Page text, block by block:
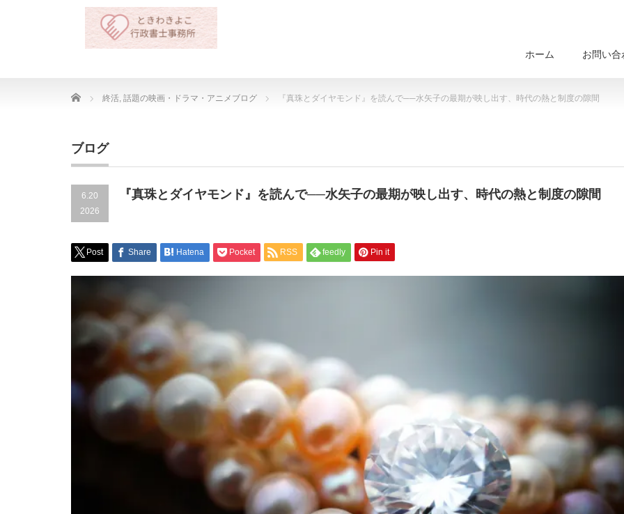
ホーム お問い合
Home 終活, 話題の映画・ドラマ・アニメブログ 『真珠とダイヤモンド』を読んで──水矢子の最期が映し出す、時代の熱と制度の隙間
ブログ
6.20
2026
『真珠とダイヤモンド』を読んで──水矢子の最期が映し出す、時代の熱と制度の隙間
Post Share Hatena Pocket RSS feedly Pin it